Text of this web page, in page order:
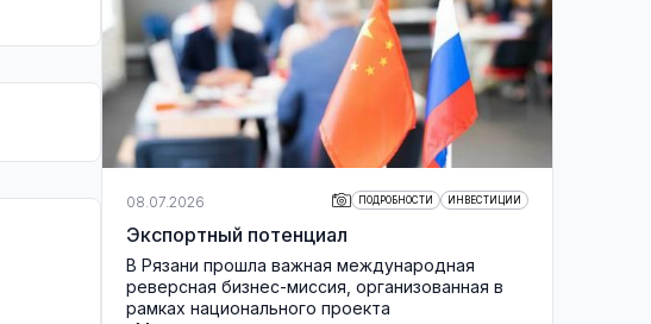
08.07.2026 ПОДРОБНОСТИ ИНВЕСТИЦИИ
Экспортный потенциал
В Рязани прошла важная международная
реверсная бизнес-миссия, организованная в
рамках национального проекта